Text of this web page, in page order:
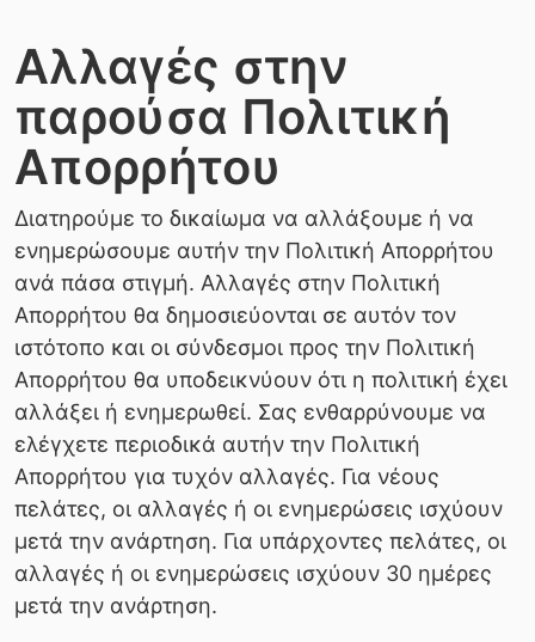
Αλλαγές στην
παρούσα Πολιτική
Απορρήτου
Διατηρούμε το δικαίωμα να αλλάξουμε ή να
ενημερώσουμε αυτήν την Πολιτική Απορρήτου
ανά πάσα στιγμή. Αλλαγές στην Πολιτική
Απορρήτου θα δημοσιεύονται σε αυτόν τον
ιστότοπο και οι σύνδεσμοι προς την Πολιτική
Απορρήτου θα υποδεικνύουν ότι η πολιτική έχει
αλλάξει ή ενημερωθεί. Σας ενθαρρύνουμε να
ελέγχετε περιοδικά αυτήν την Πολιτική
Απορρήτου για τυχόν αλλαγές. Για νέους
πελάτες, οι αλλαγές ή οι ενημερώσεις ισχύουν
μετά την ανάρτηση. Για υπάρχοντες πελάτες, οι
αλλαγές ή οι ενημερώσεις ισχύουν 30 ημέρες
μετά την ανάρτηση.